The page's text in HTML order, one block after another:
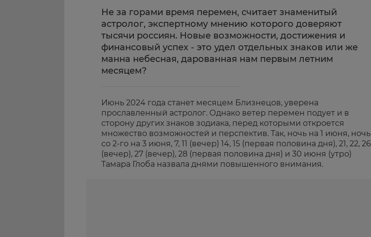
Не за горами время перемен, считает знаменитый
астролог, экспертному мнению которого доверяют
тысячи россиян. Новые возможности, достижения и
финансовый успех - это удел отдельных знаков или же
манна небесная, дарованная нам первым летним
месяцем?
Июнь 2024 года станет месяцем Близнецов, уверена
прославленный астролог. Однако ветер перемен подует и в
сторону других знаков зодиака, перед которыми откроется
множество возможностей и перспектив. Так, ночь на 1 июня, ночь
со 2-го на 3 июня, 7, 11 (вечер) 14, 15 (первая половина дня), 21, 22, 26
(вечер), 27 (вечер), 28 (первая половина дня) и 30 июня (утро)
Тамара Глоба назвала днями повышенного внимания.